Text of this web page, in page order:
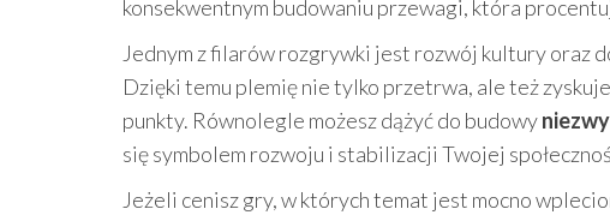
konsekwentnym budowaniu przewagi, która
Jednym z filarów rozgrywki jest rozwój kultury oraz
Dzięki temu plemię nie tylko przetrwa, ale też
punkty. Równolegle możesz dążyć do budowy
się symbolem rozwoju i stabilizacji Twojej
Jeżeli cenisz gry, w których temat jest mocno